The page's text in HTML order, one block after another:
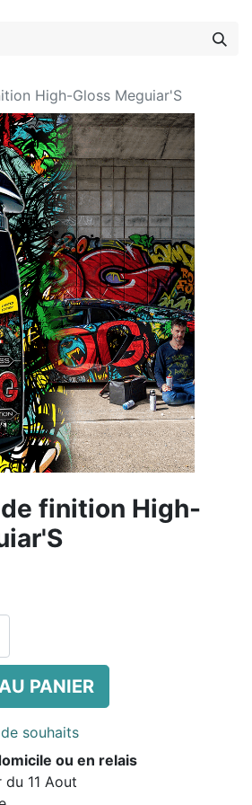
High-Gloss Meguiar'S
de finition High-
PANIER
souhaits
ou en relais
11 Aout